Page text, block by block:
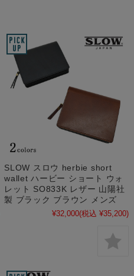
SLOW スロウ herbie short
wallet ハービー ショート ウォ
レット SO833K レザー 山陽社
製 ブラック ブラウン メンズ
¥32,000(税込 ¥35,200)